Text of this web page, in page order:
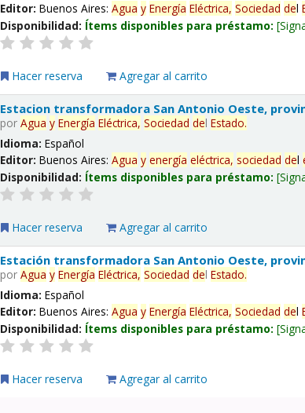
Editor:Buenos Aires:Agua y Energía Eléctrica, Sociedad del
Disponibilidad: Ítems disponibles para préstamo:
Hacer reserva Agregar al carrito
Estacion transformadora San Antonio Oeste,
porAgua y Energía Eléctrica, Sociedad delEstado.
Idioma:Español
Editor:Buenos Aires:Agua y energía eléctrica, sociedad del
Disponibilidad: Ítems disponibles para préstamo:
Hacer reserva Agregar al carrito
Estación transformadora San Antonio Oeste,
porAgua y Energía Eléctrica, Sociedad delEstado.
Idioma:Español
Editor:Buenos Aires:Agua y Energía Eléctrica, Sociedad del
Disponibilidad: Ítems disponibles para préstamo:
Hacer reserva Agregar al carrito